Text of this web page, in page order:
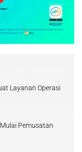
Layanan Operasi
Pemusatan